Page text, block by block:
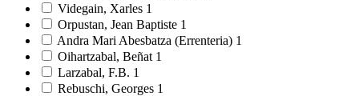
Videgain, Xarles 1
Orpustan, Jean Baptiste 1
Andra Mari Abesbatza (Errenteria) 1
Oihartzabal, Beñat 1
Larzabal, F.B. 1
Rebuschi, Georges 1